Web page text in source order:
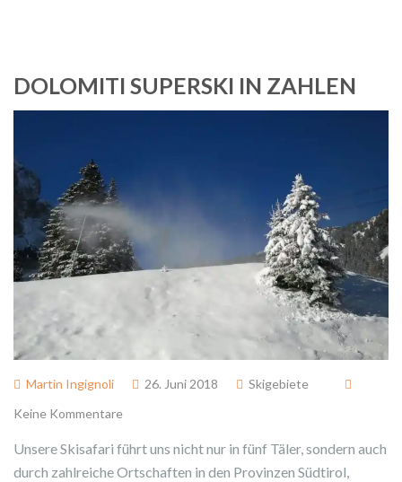
DOLOMITI SUPERSKI IN ZAHLEN
Martin Ingignoli 26. Juni 2018
Skigebiete
Keine Kommentare
Unsere Skisafari führt uns nicht nur in fünf Täler, sondern auch
durch zahlreiche Ortschaften in den Provinzen Südtirol,